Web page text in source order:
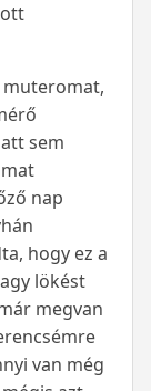
sem
nap
hogy ez a
lökést
megvan
van még